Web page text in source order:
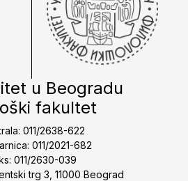
u Beogradu
fakultet
011/2638-622
011/2021-682
011/2630-039
trg 3, 11000 Beograd